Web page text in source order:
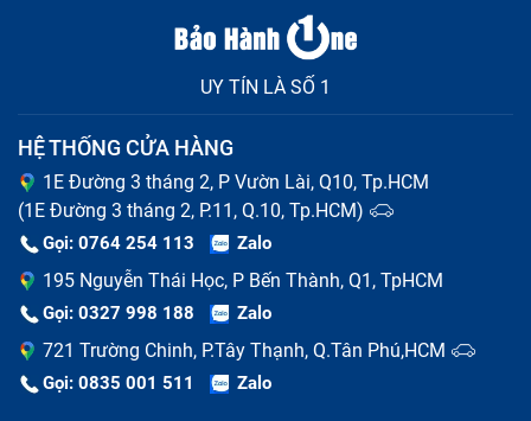
Cảm ứng bị liệt, không nhận thao tác người dùng,
có thể ở vài điểm hoặc cả màn.
Cảm ứng bị chậm hoặc loạn, tự động chạy mà
không có người dùng tác động.
Nên thay full bộ màn hình iPhone đơ
khi vuốt hay thay mặt kính điện thoại
UY TÍN LÀ SỐ 1
HỆ THỐNG CỬA HÀNG
1E Đường 3 tháng 2, P Vườn Lài, Q10, Tp.HCM
(1E Đường 3 tháng 2, P.11, Q.10, Tp.HCM)
Gọi: 0764 254 113 Zalo
195 Nguyễn Thái Học, P Bến Thành, Q1, TpHCM
Gọi: 0327 998 188 Zalo
721 Trường Chinh, P.Tây Thạnh, Q.Tân Phú,HCM
Gọi: 0835 001 511 Zalo